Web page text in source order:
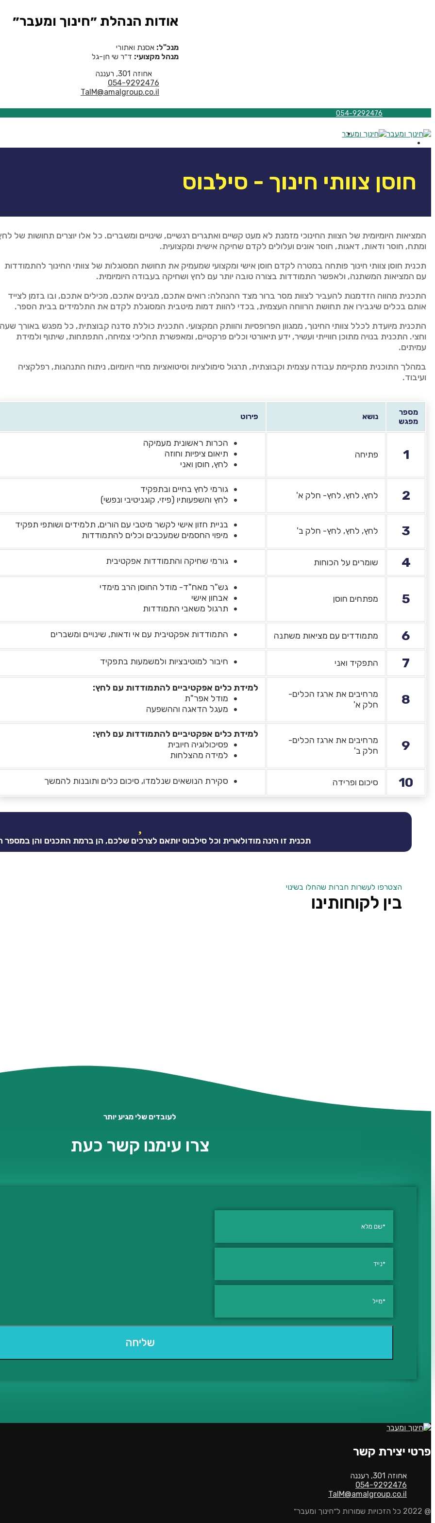
אודות הנהלת ״חינוך ומעבר״
מנכ"ל: אסנת ואתורי
מנהל מקצועי: ד״ר שי חן-גל
אחוזה 301, רעננה
054-9292476
TalM@amalgroup.co.il
054-9292476
חוסן צוותי חינוך - סילבוס
המציאות היומיומית של הצוות החינוכי מזמנת לא מעט קשיים ואתגרים רגשיים, שינויים ומשברים. כל אלו יוצרים תחושות של
ומתח, חוסר ודאות, דאגות, חוסר אונים ועלולים לקדם שחיקה אישית ומקצועית.
תכנית חוסן צוותי חינוך פותחה במטרה לקדם חוסן אישי ומקצועי שמעמיק את תחושת המסוגלות של צוותי החינוך להתמודדות
עם המציאות המשתנה, ולאפשר התמודדות בצורה טובה יותר עם לחץ ושחיקה בעבודה היומיומית.
התכנית מהווה הזדמנות להעביר לצוות מסר ברור מצד ההנהלה: רואים אתכם, מבינים אתכם, מכילים אתכם, ובו בזמן לצייד
אותם בכלים שיגבירו את תחושת הרווחה העצמית, בכדי להוות דמות מיטבית המסוגלת לקדם את התלמידים בבית הספר.
התכנית מיועדת לכלל צוותי החינוך, ממגוון הפרופסיות והוותק המקצועי. התכנית כוללת סדנה קבוצתית, כל מפגש באורך שעה
וחצי. התכנית בנויה מתוכן חווייתי ועשיר, ידע תיאורטי וכלים פרקטיים, ומאפשרת תהליכי צמיחה, התפתחות, שיתוף ולמידת
עמיתים.
במהלך התוכנית מתקיימת עבודה עצמית וקבוצתית, תרגול סימולציות וסיטואציות מחיי היומיום, ניתוח התנהגות, רפלקציה
ועיבוד.
מספר
מפגש
נושא פירוט
1 פתיחה
הכרות ראשונית מעמיקה
תיאום ציפיות וחוזה
לחץ, חוסן ואני
2 לחץ, לחץ, לחץ- חלק א'
גורמי לחץ בחיים ובתפקיד
לחץ והשפעותיו (פיזי, קוגניטיבי ונפשי)
3 לחץ, לחץ, לחץ- חלק ב'
בניית חזון אישי לקשר מיטבי עם הורים, תלמידים ושותפי תפקיד
מיפוי החסמים שמעכבים וכלים להתמודדות
4 שומרים על הכוחות גורמי שחיקה והתמודדות אפקטיבית
5 מפתחים חוסן
גש"ר מאח"ד- מודל החוסן הרב מימדי
אבחון אישי
תרגול משאבי התמודדות
6 מתמודדים עם מציאות משתנה התמודדות אפקטיבית עם אי ודאות, שינויים ומשברים
7 התפקיד ואני חיבור למוטיבציות ולמשמעות בתפקיד
8
מרחיבים את ארגז הכלים-
חלק א'
למידת כלים אפקטיביים להתמודדות עם לחץ:
מודל אפר"ת
מעגל הדאגה וההשפעה
9
מרחיבים את ארגז הכלים-
חלק ב'
למידת כלים אפקטיביים להתמודדות עם לחץ:
פסיכולוגיה חיובית
למידה מהצלחות
10 סיכום ופרידה סקירת הנושאים שנלמדו, סיכום כלים ותובנות להמשך
תכנית זו הינה מודולארית וכל סילבוס יותאם לצרכים שלכם, הן ברמת התכנים והן
הצטרפו לעשרות חברות שהחלו בשינוי
בין לקוחותינו
לעובדים שלי מגיע יותר
צרו עימנו קשר כעת
פרטי יצירת קשר
אחוזה 301, רעננה
054-9292476
TalM@amalgroup.co.il
@ 2022 כל הזכויות שמורות ל״חינוך ומעבר״